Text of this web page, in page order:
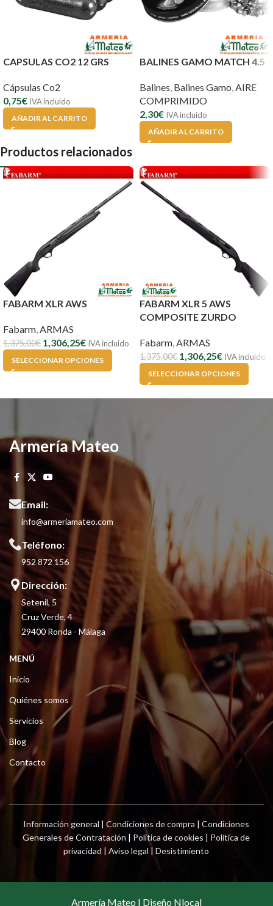
CAPSULAS CO2 12 GRS
Cápsulas Co2
0,75€ IVA incluido
AÑADIR AL CARRITO
BALINES GAMO MATCH 4.5
Balines Balines Gamo AIRE
COMPRIMIDO
2,30€ IVA incluido
AÑADIR AL CARRITO
Productos relacionados
FABARM XLR AWS
Fabarm ARMAS
1,375,00€ 1,306,25€ IVA incluido
SELECCIONAR OPCIONES
FABARM XLR 5 AWS
COMPOSITE ZURDO
Fabarm ARMAS
1,375,00€ 1,306,25€ IVA incluido
SELECCIONAR OPCIONES
Armería Mateo
Email:
info@armeriamateo.com
Teléfono:
952 872 156
Dirección:
Setenil, 5
Cruz Verde, 4
29400 Ronda - Málaga
MENÚ
Inicio
Quiénes somos
Servicios
Blog
Contacto
Información general |Condiciones de compra |Condiciones
Generales de Contratación | Política de cookies | Política de
privacidad |Aviso legal |Desistimiento
Armería Mateo | Diseño Nlocal